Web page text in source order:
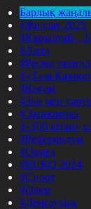
Барлық
#Жолдау 2025
#Құрылтай -
#Апта
#Ресми
#«Таза
#Қоғам
#Заң мен
#Экономика
#«100 кітап»
#Референдум
#Оқиға
#EURO 2024
#Спорт
#Әлем
#Денсаулық